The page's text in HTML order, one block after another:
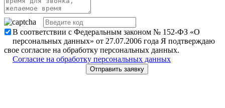
В соответствии с Федеральным законом № 152-ФЗ «О
персональных данных» от 27.07.2006 года Я подтверждаю
свое согласие на обработку персональных данных.
Согласие на обработку персональных данных